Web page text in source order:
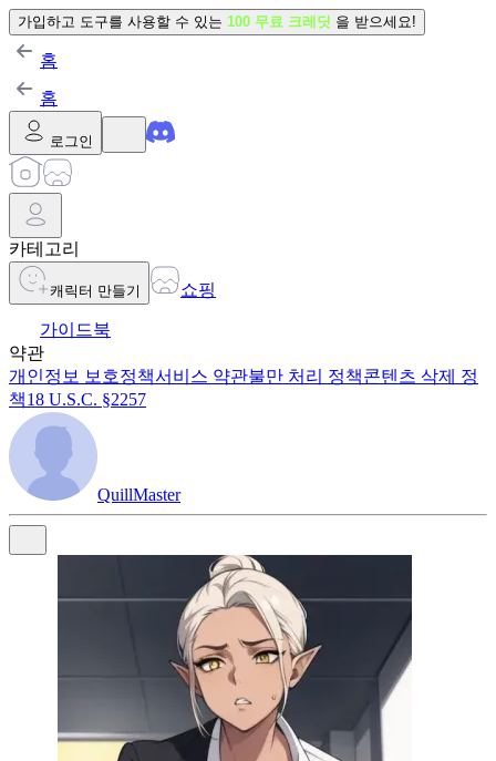
가입하고 도구를 사용할 수 있는 100 무료 크레딧 을 받으세요!
홈
홈
로그인
카테고리
캐릭터 만들기 쇼핑
가이드북
약관
개인정보 보호정책서비스 약관불만 처리 정책콘텐츠 삭제 정
책18 U.S.C. §2257
QuillMaster